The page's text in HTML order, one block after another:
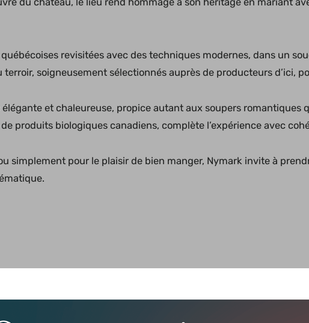
revisitées avec des techniques modernes, dans un
soigneusement sélectionnés auprès de producteurs d’ici,
et chaleureuse, propice autant aux soupers romantiques
produits biologiques canadiens, complète l’expérience avec
simplement pour le plaisir de bien manger, Nymark invite à
Montebello